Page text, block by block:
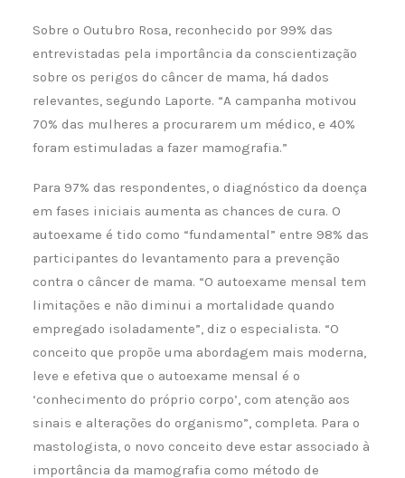
Sobre o Outubro Rosa, reconhecido por 99% das
entrevistadas pela importância da conscientização
sobre os perigos do câncer de mama, há dados
relevantes, segundo Laporte. “A campanha motivou
70% das mulheres a procurarem um médico, e 40%
foram estimuladas a fazer mamografia.”
Para 97% das respondentes, o diagnóstico da doença
em fases iniciais aumenta as chances de cura. O
autoexame é tido como “fundamental” entre 98% das
participantes do levantamento para a prevenção
contra o câncer de mama. “O autoexame mensal tem
limitações e não diminui a mortalidade quando
empregado isoladamente”, diz o especialista. “O
conceito que propõe uma abordagem mais moderna,
leve e efetiva que o autoexame mensal é o
‘conhecimento do próprio corpo’, com atenção aos
sinais e alterações do organismo”, completa. Para o
mastologista, o novo conceito deve estar associado à
importância da mamografia como método de